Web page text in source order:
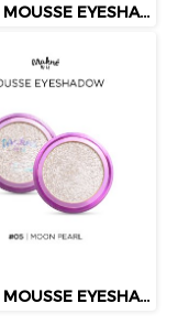
MAKNE MOUSSE EYESHADOW
MAKNE MOUSSE EYESHADOW